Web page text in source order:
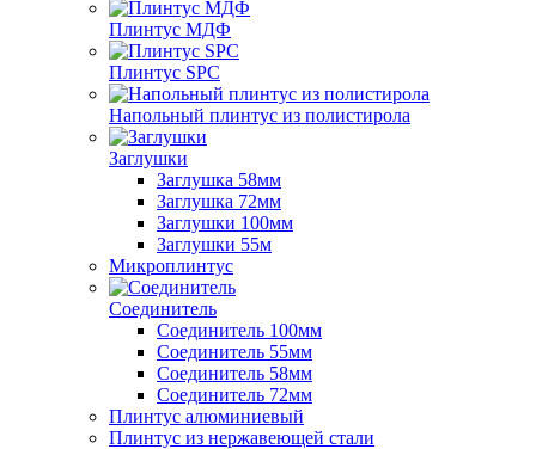
Плинтус МДФ
Плинтус SPC
Напольный плинтус из полистирола
Заглушки
Заглушка 58мм
Заглушка 72мм
Заглушки 100мм
Заглушки 55м
Микроплинтус
Соединитель
Соединитель 100мм
Соединитель 55мм
Соединитель 58мм
Соединитель 72мм
Плинтус алюминиевый
Плинтус из нержавеющей стали